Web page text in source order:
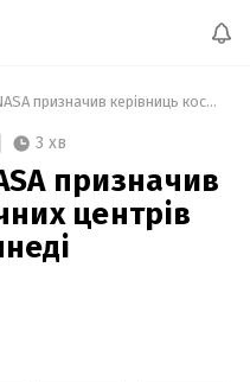
Адміністратор NASA призначив керівниць космічних центрів Джонсона та Кеннеді
3 хв
призначив
центрів